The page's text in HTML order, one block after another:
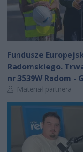
Fundusze
Radomskiego.
nr 3539W Radom -
Autor artykułu:
Materiał partnera